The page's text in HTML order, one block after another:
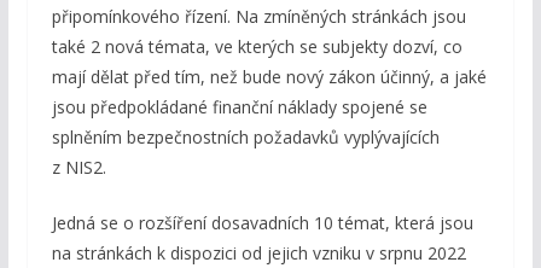
připomínkového řízení. Na zmíněných stránkách jsou
také 2 nová témata, ve kterých se subjekty dozví, co
mají dělat před tím, než bude nový zákon účinný, a jaké
jsou předpokládané finanční náklady spojené se
splněním bezpečnostních požadavků vyplývajících
z NIS2.
Jedná se o rozšíření dosavadních 10 témat, která jsou
na stránkách k dispozici od jejich vzniku v srpnu 2022